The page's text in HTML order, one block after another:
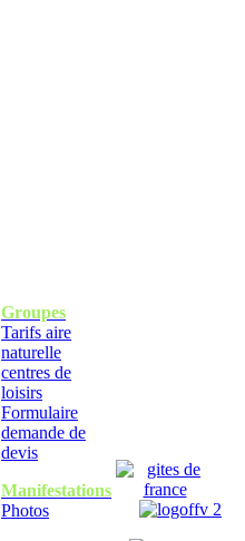
Groupes
Tarifs aire
naturelle
centres de
loisirs
Formulaire
demande de
devis
Manifestations
Photos